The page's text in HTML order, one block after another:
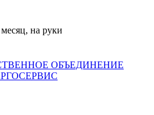
месяц, на руки
ОБЪЕДИНЕНИЕ